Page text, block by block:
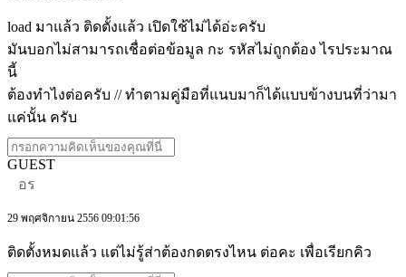
load มาแล้ว ติดตั้งแล้ว เปิดใช้ไม่ได้อ่ะครับ
มันบอกไม่สามารถเชื่อต่อข้อมูล กะ รหัสไม่ถูกต้อง ไรประมาณ
นี้
ต้องทำไงต่อครับ // ทำตามคู่มือที่แนบมาก็ได้แบบข้างบนที่ว่ามา
แค่นั้น ครับ
GUEST
อร
29 พฤศจิกายน 2556 09:01:56
ติดตั้งหมดแล้ว แต่ไม่รู้ส่าต้องกดตรงไหน ต่อคะ เพื่อเรียกคิว